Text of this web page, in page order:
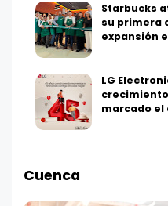
Starbucks
su primera
expansión
LG
marcado el
Cuenca